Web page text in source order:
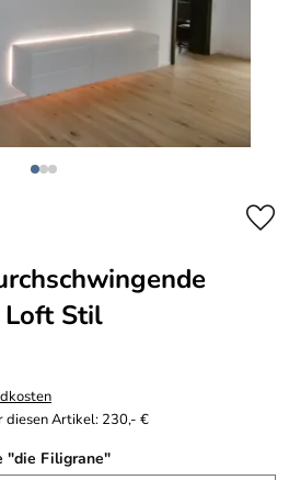
Loft Stil
diesen Artikel: 230,- €
"die Filigrane"